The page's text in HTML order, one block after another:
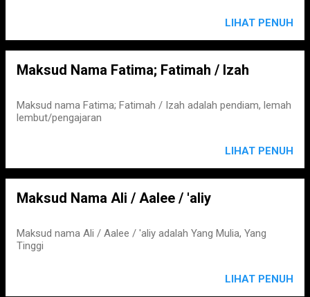
LIHAT PENUH
Maksud Nama Fatima; Fatimah / Izah
Maksud nama Fatima; Fatimah / Izah adalah pendiam, lemah
lembut/pengajaran
LIHAT PENUH
Maksud Nama Ali / Aalee / 'aliy
Maksud nama Ali / Aalee / 'aliy adalah Yang Mulia, Yang
Tinggi
LIHAT PENUH